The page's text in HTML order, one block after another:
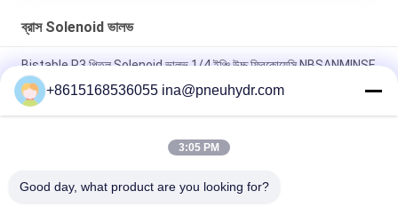
ব্রাস Solenoid ভালভ
Bistable P3 পিতল Solenoid ভালভ 1/4 ইঞ্চি উচ্চ ফ্রিকোয়েন্সি NBSANMINSE
ব্র্যান্ড
জেড 4 স্টেইনলেস স্টিল সোলোনয়েড ভালভের জন্য সরাসরি ডাইরেক্ট অভিনয় সোলোনয়েড
+8615168536055 ina@pneuhydr.com
3:05 PM
Good day, what product are you looking for?